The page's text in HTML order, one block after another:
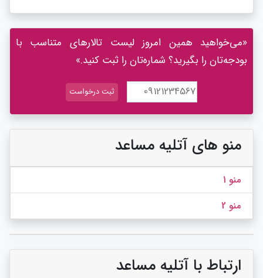
«می‌خواهید همین امروز لیست تالارهای متناسب با
بودجه‌تان را بگیرید؟ شماره‌تان را ثبت کنید.»
منو های آتلیه مساعد
منو 1
منو 2
ارتباط با آتلیه مساعد